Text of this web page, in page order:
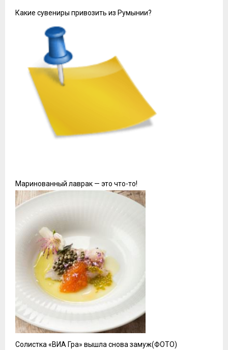
Какие сувениры привозить из Румынии?
Маринованный лаврак — это что-то!
Солистка «ВИА Гра» вышла снова замуж(ФОТО)